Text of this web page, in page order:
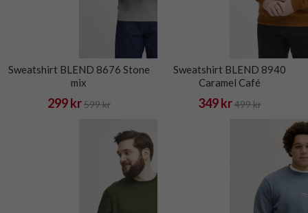
Sweatshirt BLEND 8676 Stone
mix
299 kr 599 kr
Sweatshirt BLEND 8940
Caramel Café
349 kr 499 kr